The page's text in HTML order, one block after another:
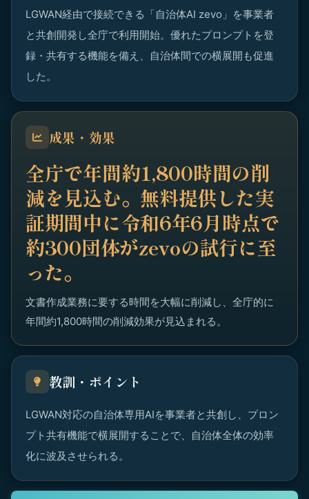
LGWAN経由で接続できる「自治体AI zevo」を事業者
と共創開発し全庁で利用開始。優れたプロンプトを登
録・共有する機能を備え、自治体間での横展開も促進
した。
成果・効果
全庁で年間約1,800時間の削
減を見込む。無料提供した実
証期間中に令和6年6月時点で
約300団体がzevoの試行に至
った。
文書作成業務に要する時間を大幅に削減し、全庁的に
年間約1,800時間の削減効果が見込まれる。
教訓・ポイント
LGWAN対応の自治体専用AIを事業者と共創し、プロン
プト共有機能で横展開することで、自治体全体の効率
化に波及させられる。